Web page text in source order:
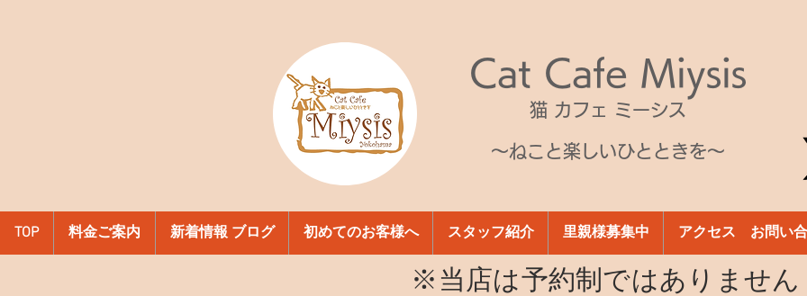
Cat Cafe Miysis
猫 カフェ ミーシス
～ねこと楽しいひとときを～
TOP 料金ご案内 新着情報 ブログ 初めてのお客様へ スタッフ紹介 里親様募集中 アクセス お問い
​※当店は予約制ではありません